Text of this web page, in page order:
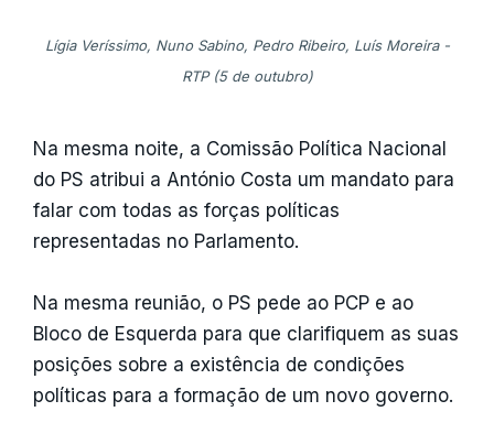
Lígia Veríssimo, Nuno Sabino, Pedro Ribeiro, Luís Moreira -
RTP (5 de outubro)
Na mesma noite, a Comissão Política Nacional
do PS atribui a António Costa um mandato para
falar com todas as forças políticas
representadas no Parlamento.
Na mesma reunião, o PS pede ao PCP e ao
Bloco de Esquerda para que clarifiquem as suas
posições sobre a existência de condições
políticas para a formação de um novo governo.